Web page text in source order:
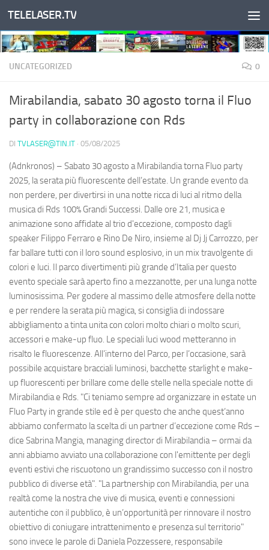
Salta al contenuto
TELELASER.TV
UNCATEGORIZED 0
Mirabilandia, sabato 30 agosto torna il Fluo
party in collaborazione con Rds
DI TVLASER@TIN.IT · 05/08/2025
(Adnkronos) – Sabato 30 agosto a Mirabilandia torna Fluo party
2025, la serata più fluorescente dell’estate. Un grande evento da
non perdere, per divertirsi in una notte ricca di luci al ritmo della
musica di Rds 100% Grandi Successi. Dalle ore 21, musica e
animazione sono affidate al trio d'eccezione, composto dagli
speaker Filippo Ferraro e Rino De Niro, insieme al Dj Jj Carrozzo, per
far ballare tutti con il loro sound esplosivo, in un mix travolgente di
colori e luci. Il parco divertimenti più grande d’Italia per questo
evento speciale sarà aperto fino a mezzanotte, per una lunga notte
luminosissima. Per godere al massimo delle atmosfere della notte
e per rendere la serata più magica, si consiglia di indossare
abbigliamento a tinta unita con colori molto chiari o molto scuri,
accessori e make-up fluo. Le speciali luci wood metteranno in
risalto le fluorescenze. All’interno del Parco, per l’occasione, sarà
possibile acquistare bracciali luminosi, bacchette starlight e make-
up fluorescenti per brillare come delle stelle nella speciale notte di
Mirabilandia e Rds. "Ci teniamo sempre ad organizzare in estate un
Fluo Party in grande stile ed è per questo che anche quest’anno
abbiamo confermato la scelta di un partner d’eccezione come Rds –
dice Sabrina Mangia, managing director di Mirabilandia – ormai da
anni abbiamo avviato una collaborazione con l'emittente per degli
eventi estivi che riscuotono un grandissimo successo con il nostro
pubblico di diverse età". "La partnership con Mirabilandia, per una
realtà come la nostra che vive di musica, eventi e connessioni
autentiche con il pubblico, è un’opportunità per rinnovare il nostro
obiettivo di coniugare intrattenimento e presenza sul territorio"
sono invece le parole di Daniela Pozzessere, responsabile